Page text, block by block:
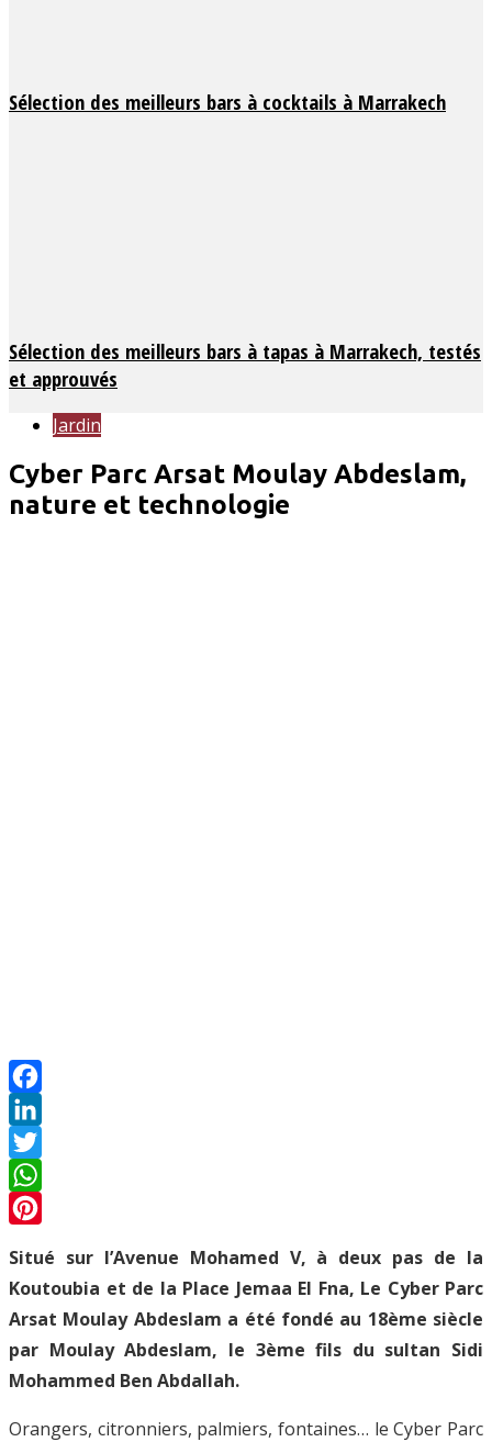
Sélection des meilleurs bars à cocktails à Marrakech
Sélection des meilleurs bars à tapas à Marrakech, testés
et approuvés
Jardin
Cyber Parc Arsat Moulay Abdeslam,
nature et technologie
Facebook
LinkedIn
Twitter
WhatsApp
Situé sur l’Avenue Mohamed V, à deux pas de la
Koutoubia et de la Place Jemaa El Fna, Le Cyber Parc
Arsat Moulay Abdeslam a été fondé au 18ème siècle
par Moulay Abdeslam, le 3ème fils du sultan Sidi
Mohammed Ben Abdallah.
Orangers, citronniers, palmiers, fontaines… le Cyber Parc